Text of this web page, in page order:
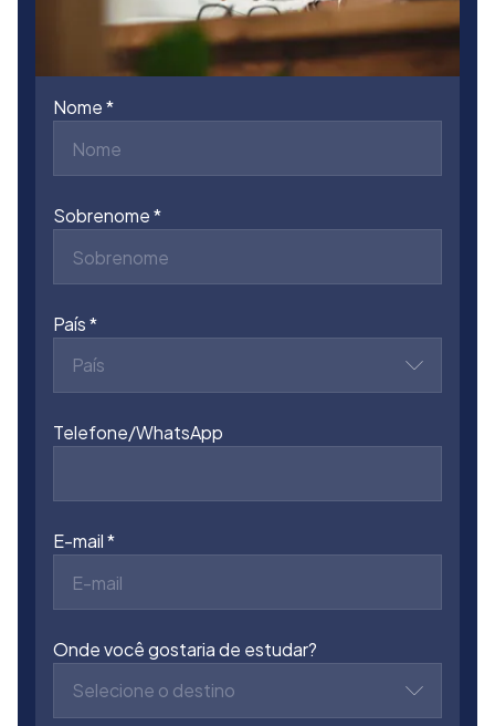
Nome
Sobrenome
País
País
Telefone/WhatsApp
E-mail
Onde você gostaria de estudar?
Selecione o destino